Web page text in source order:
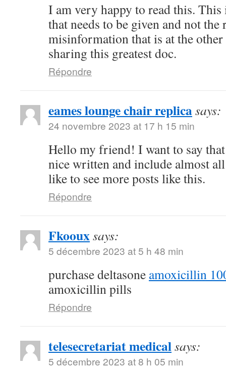
I am very happy to read this.
that needs to be given and not the
misinformation that is at the
sharing this greatest doc.
Répondre
eames lounge chair replicasays:
24 novembre 2023 at 17 h 15 min
Hello my friend! I want to say
nice written and include almost
like to see more posts like this.
Répondre
Fkoouxsays:
5 décembre 2023 at 5 h 48 min
purchase deltasone amoxicillin
amoxicillin pills
Répondre
telesecretariat medicalsays:
5 décembre 2023 at 8 h 05 min